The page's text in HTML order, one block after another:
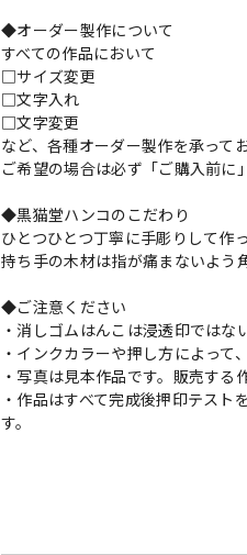
◆オーダー製作について
すべての作品において
□サイズ変更
□文字入れ
□文字変更
など、各種オーダー製作を承って
ご希望の場合は必ず「ご購入前に
◆黒猫堂ハンコのこだわり
ひとつひとつ丁寧に手彫りして作
持ち手の木材は指が痛まないよう
◆ご注意ください
・消しゴムはんこは浸透印ではな
・インクカラーや押し方によって
・写真は見本作品です。販売する
・作品はすべて完成後押印テス
す。